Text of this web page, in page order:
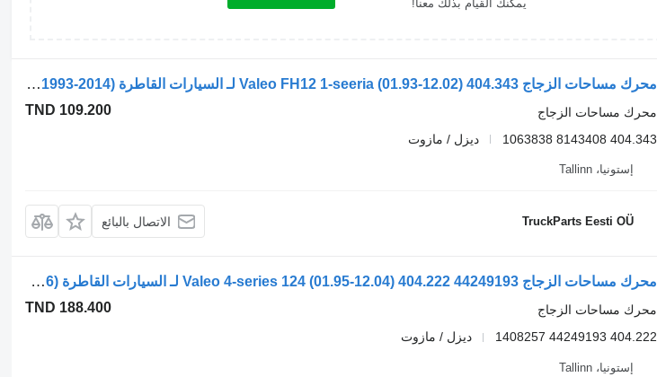
يمكنك القيام بذلك معنا!
محرك مساحات الزجاج Valeo FH12 1-seeria (01.93-12.02) 404.343 لـ السيارات القاطرة Volvo FH12, FH16, NH12, FH, VNL780 (1993-2014)
TND 109.200
محرك مساحات الزجاج
404.343 8143408 1063838
ديزل / مازوت
إستونيا، Tallinn
TruckParts Eesti OÜ الاتصال بالبائع
محرك مساحات الزجاج Valeo 4-series 124 (01.95-12.04) 404.222 44249193 لـ السيارات القاطرة Scania 4-series (1995-2006)
TND 188.400
محرك مساحات الزجاج
404.222 44249193 1408257
ديزل / مازوت
إستونيا، Tallinn